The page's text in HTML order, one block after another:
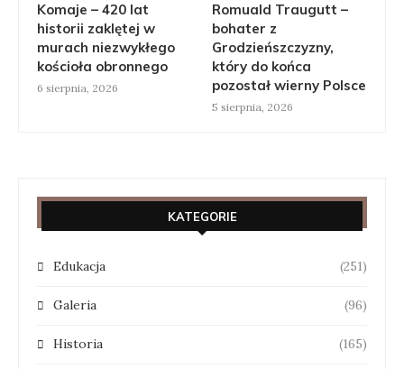
Komaje – 420 lat
historii zaklętej w
murach niezwykłego
kościoła obronnego
6 sierpnia, 2026
Romuald Traugutt –
bohater z
Grodzieńszczyzny,
który do końca
pozostał wierny Polsce
5 sierpnia, 2026
KATEGORIE
Edukacja (251)
Galeria (96)
Historia (165)